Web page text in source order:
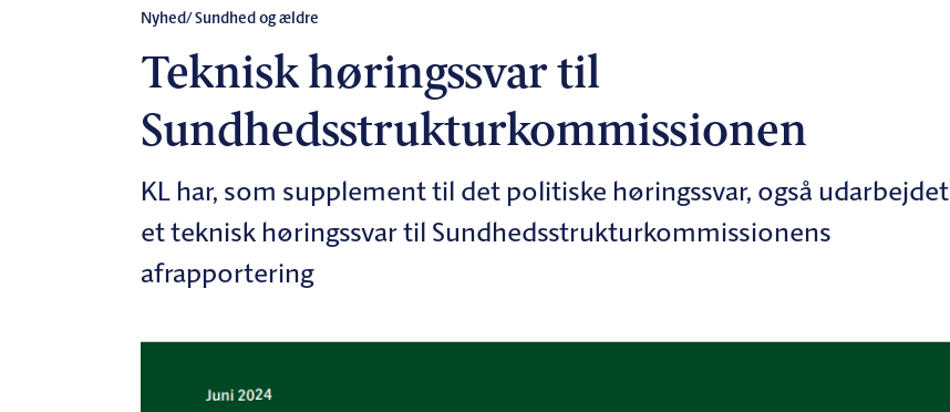
Nyhed/ Sundhed og ældre
Teknisk høringssvar til
Sundhedsstrukturkommissionen
KL har, som supplement til det politiske høringssvar, også udarbejdet
et teknisk høringssvar til Sundhedsstrukturkommissionens
afrapportering